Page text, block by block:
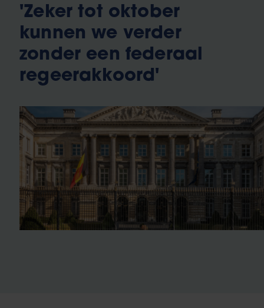
'Zeker tot oktober
kunnen we verder
zonder een federaal
regeerakkoord'